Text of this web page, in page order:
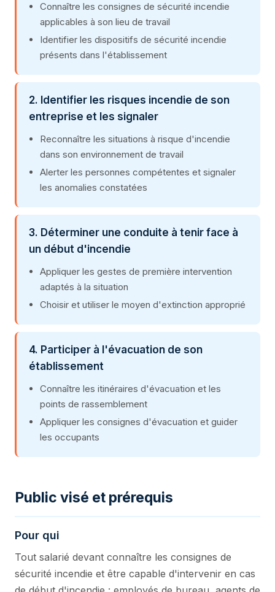
Connaître les consignes de sécurité incendie
applicables à son lieu de travail
Identifier les dispositifs de sécurité incendie
présents dans l'établissement
2. Identifier les risques incendie de son
entreprise et les signaler
Reconnaître les situations à risque d'incendie
dans son environnement de travail
Alerter les personnes compétentes et signaler
les anomalies constatées
3. Déterminer une conduite à tenir face à
un début d'incendie
Appliquer les gestes de première intervention
adaptés à la situation
Choisir et utiliser le moyen d'extinction approprié
4. Participer à l'évacuation de son
établissement
Connaître les itinéraires d'évacuation et les
points de rassemblement
Appliquer les consignes d'évacuation et guider
les occupants
Public visé et prérequis
Pour qui
Tout salarié devant connaître les consignes de
sécurité incendie et être capable d'intervenir en cas